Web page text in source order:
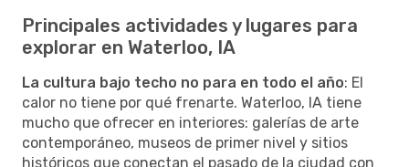
Principales actividades y lugares para
explorar en Waterloo, IA
La cultura bajo techo no para en todo el año: El
calor no tiene por qué frenarte. Waterloo, IA tiene
mucho que ofrecer en interiores: galerías de arte
contemporáneo, museos de primer nivel y sitios
históricos que conectan el pasado de la ciudad con